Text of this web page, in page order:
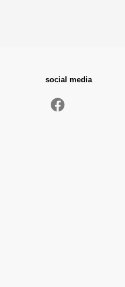
social media